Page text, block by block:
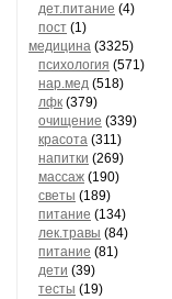
дет.питание (4)
пост (1)
медицина (3325)
психология (571)
нар.мед (518)
лфк (379)
очищение (339)
красота (311)
напитки (269)
массаж (190)
светы (189)
питание (134)
лек.травы (84)
питание (81)
дети (39)
тесты (19)